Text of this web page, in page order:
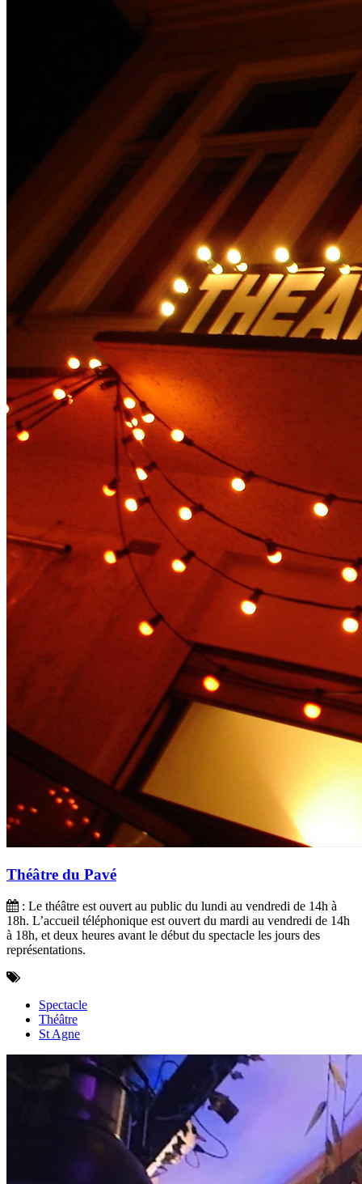
Théâtre du Pavé
: Le théâtre est ouvert au public du lundi au vendredi de 14h à
18h. L’accueil téléphonique est ouvert du mardi au vendredi de 14h
à 18h, et deux heures avant le début du spectacle les jours des
représentations.
Spectacle
Théâtre
St Agne